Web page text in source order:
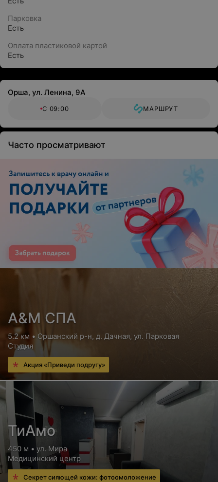
Парковка
Есть
Оплата пластиковой картой
Есть
Орша, ул. Ленина, 9А
С 09:00 МАРШРУТ
Часто просматривают
А&М СПА
5.2 км • Оршанский р-н, д. Дачная, ул. Парковая
Студия
Акция «Приведи подругу»
ТиАмо
450 м • ул. Мира
Медицинский центр
Секрет сияющей кожи: фотоомоложение